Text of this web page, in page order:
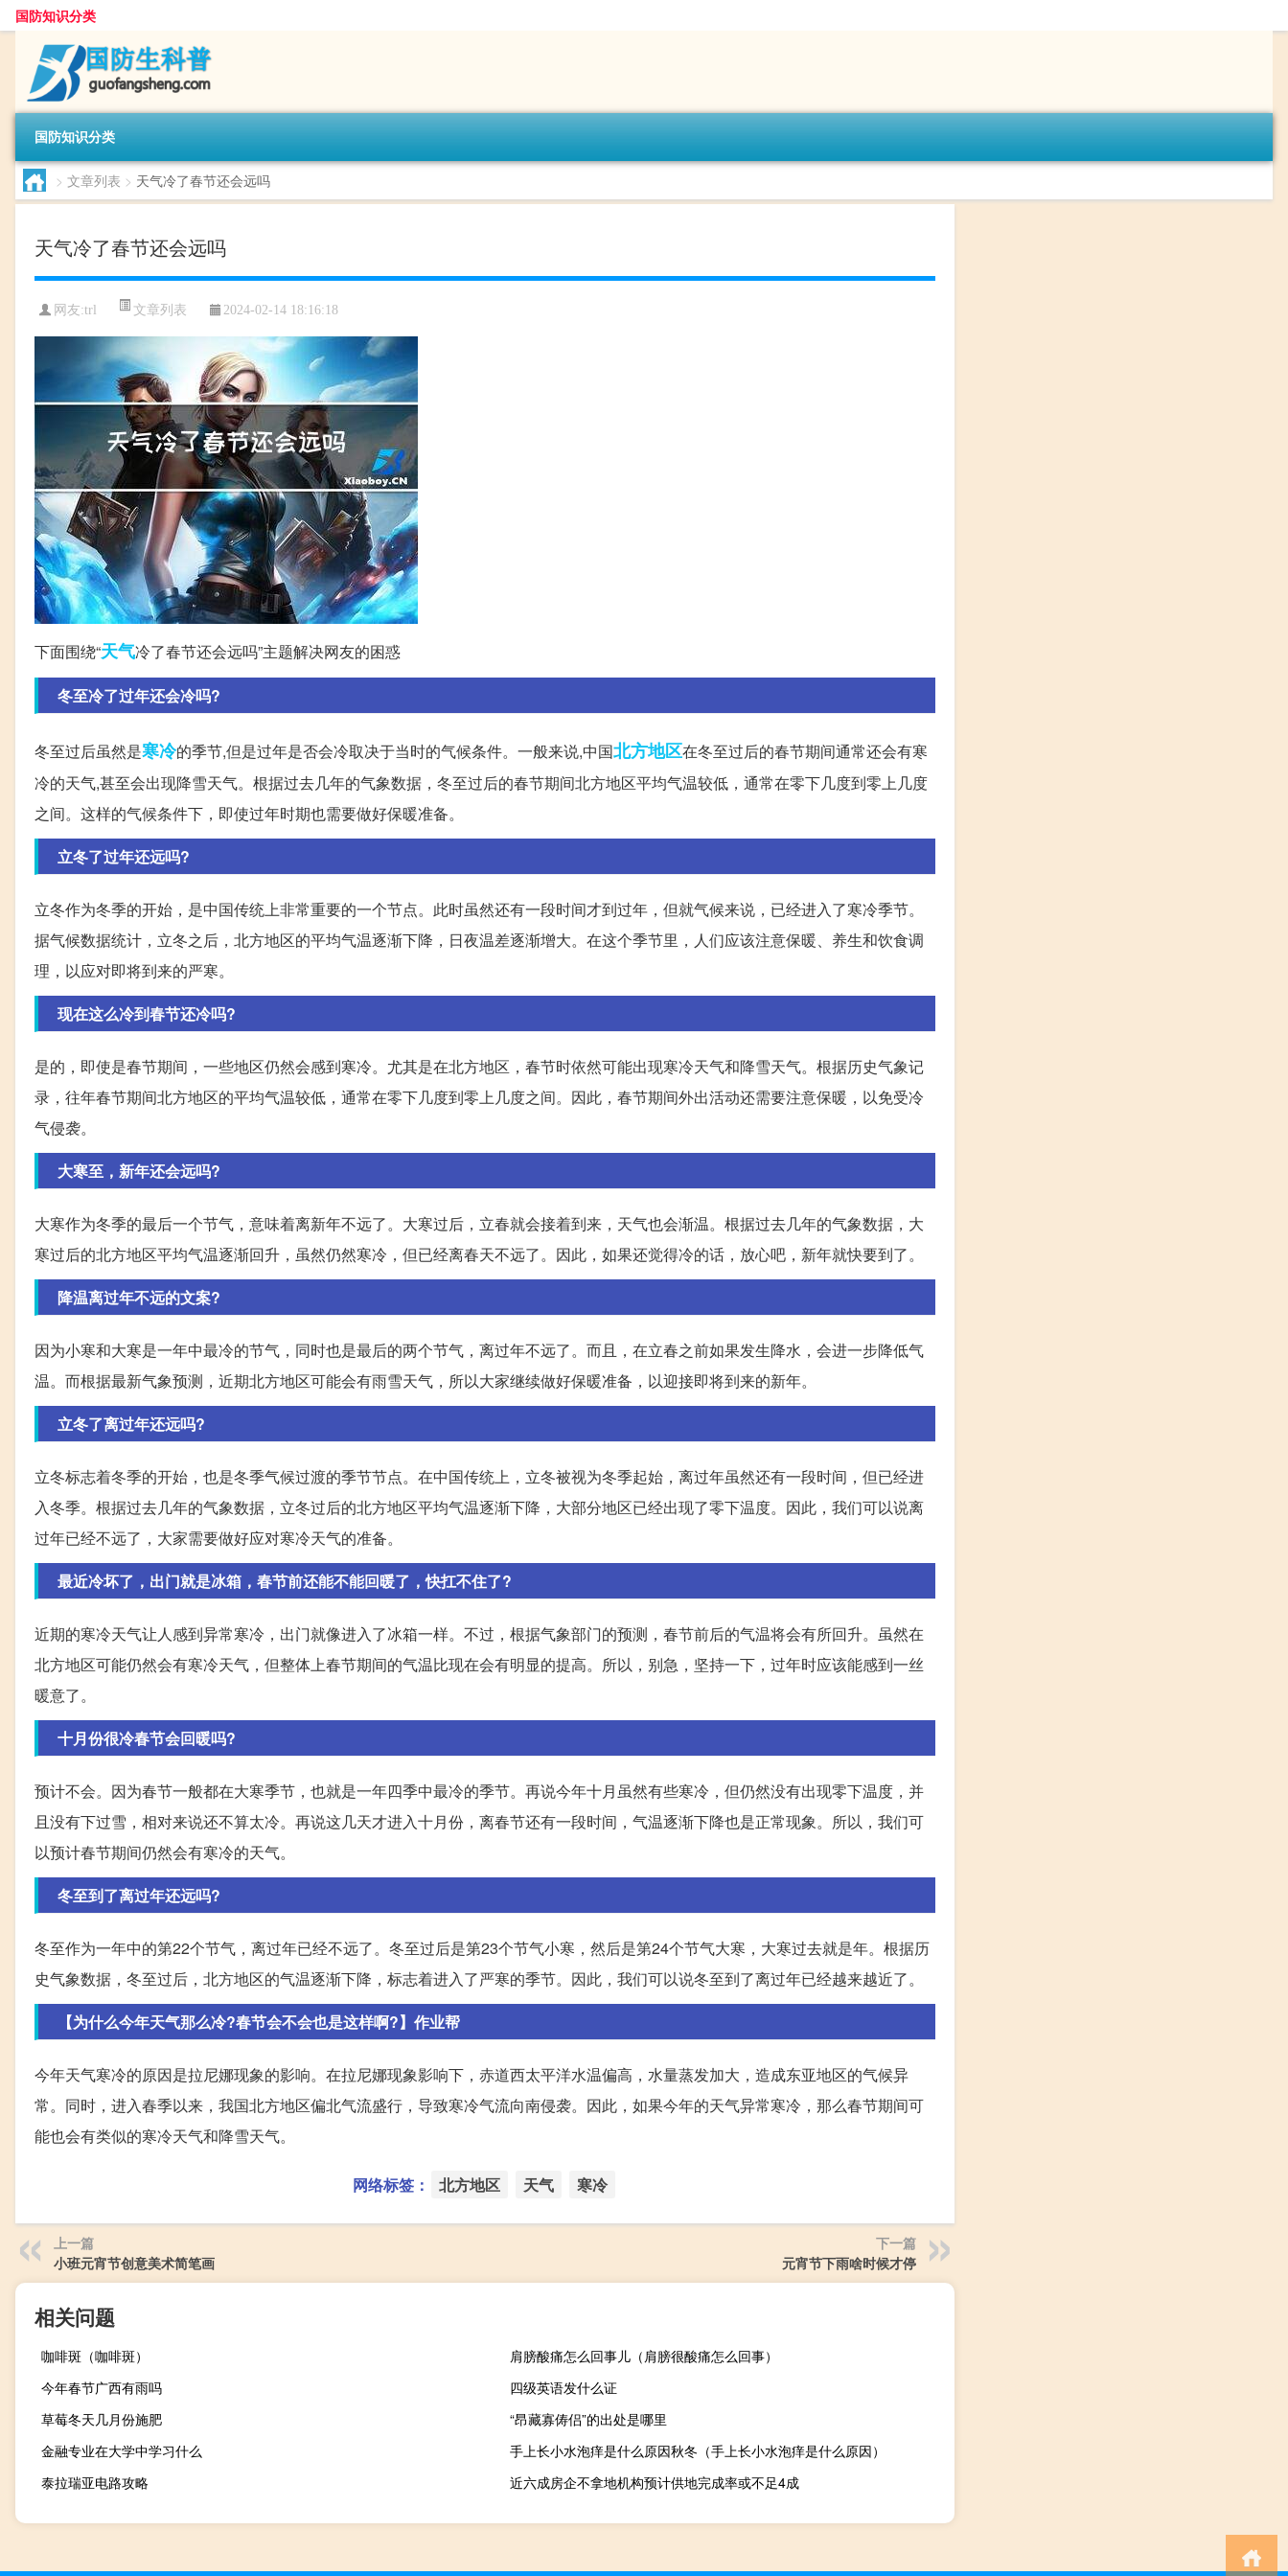
国防知识分类
国防知识分类
> 文章列表 > 天气冷了春节还会远吗
天气冷了春节还会远吗
网友:trl 文章列表 2024-02-14 18:16:18
下面围绕“天气冷了春节还会远吗”主题解决网友的困惑
冬至冷了过年还会冷吗?
冬至过后虽然是寒冷的季节,但是过年是否会冷取决于当时的气候条件。一般来说,中国北方地区在冬至过后的春节期间通常还会有寒
冷的天气,甚至会出现降雪天气。根据过去几年的气象数据，冬至过后的春节期间北方地区平均气温较低，通常在零下几度到零上几度
之间。这样的气候条件下，即使过年时期也需要做好保暖准备。
立冬了过年还远吗?
立冬作为冬季的开始，是中国传统上非常重要的一个节点。此时虽然还有一段时间才到过年，但就气候来说，已经进入了寒冷季节。
据气候数据统计，立冬之后，北方地区的平均气温逐渐下降，日夜温差逐渐增大。在这个季节里，人们应该注意保暖、养生和饮食调
理，以应对即将到来的严寒。
现在这么冷到春节还冷吗?
是的，即使是春节期间，一些地区仍然会感到寒冷。尤其是在北方地区，春节时依然可能出现寒冷天气和降雪天气。根据历史气象记
录，往年春节期间北方地区的平均气温较低，通常在零下几度到零上几度之间。因此，春节期间外出活动还需要注意保暖，以免受冷
气侵袭。
大寒至，新年还会远吗?
大寒作为冬季的最后一个节气，意味着离新年不远了。大寒过后，立春就会接着到来，天气也会渐温。根据过去几年的气象数据，大
寒过后的北方地区平均气温逐渐回升，虽然仍然寒冷，但已经离春天不远了。因此，如果还觉得冷的话，放心吧，新年就快要到了。
降温离过年不远的文案?
因为小寒和大寒是一年中最冷的节气，同时也是最后的两个节气，离过年不远了。而且，在立春之前如果发生降水，会进一步降低气
温。而根据最新气象预测，近期北方地区可能会有雨雪天气，所以大家继续做好保暖准备，以迎接即将到来的新年。
立冬了离过年还远吗?
立冬标志着冬季的开始，也是冬季气候过渡的季节节点。在中国传统上，立冬被视为冬季起始，离过年虽然还有一段时间，但已经进
入冬季。根据过去几年的气象数据，立冬过后的北方地区平均气温逐渐下降，大部分地区已经出现了零下温度。因此，我们可以说离
过年已经不远了，大家需要做好应对寒冷天气的准备。
最近冷坏了，出门就是冰箱，春节前还能不能回暖了，快扛不住了?
近期的寒冷天气让人感到异常寒冷，出门就像进入了冰箱一样。不过，根据气象部门的预测，春节前后的气温将会有所回升。虽然在
北方地区可能仍然会有寒冷天气，但整体上春节期间的气温比现在会有明显的提高。所以，别急，坚持一下，过年时应该能感到一丝
暖意了。
十月份很冷春节会回暖吗?
预计不会。因为春节一般都在大寒季节，也就是一年四季中最冷的季节。再说今年十月虽然有些寒冷，但仍然没有出现零下温度，并
且没有下过雪，相对来说还不算太冷。再说这几天才进入十月份，离春节还有一段时间，气温逐渐下降也是正常现象。所以，我们可
以预计春节期间仍然会有寒冷的天气。
冬至到了离过年还远吗?
冬至作为一年中的第22个节气，离过年已经不远了。冬至过后是第23个节气小寒，然后是第24个节气大寒，大寒过去就是年。根据历
史气象数据，冬至过后，北方地区的气温逐渐下降，标志着进入了严寒的季节。因此，我们可以说冬至到了离过年已经越来越近了。
【为什么今年天气那么冷?春节会不会也是这样啊?】作业帮
今年天气寒冷的原因是拉尼娜现象的影响。在拉尼娜现象影响下，赤道西太平洋水温偏高，水量蒸发加大，造成东亚地区的气候异
常。同时，进入春季以来，我国北方地区偏北气流盛行，导致寒冷气流向南侵袭。因此，如果今年的天气异常寒冷，那么春节期间可
能也会有类似的寒冷天气和降雪天气。
网络标签： 北方地区 天气 寒冷
上一篇
小班元宵节创意美术简笔画
下一篇
元宵节下雨啥时候才停
相关问题
咖啡斑（咖啡斑）
肩膀酸痛怎么回事儿（肩膀很酸痛怎么回事）
今年春节广西有雨吗
四级英语发什么证
草莓冬天几月份施肥
“昂藏寡俦侣”的出处是哪里
金融专业在大学中学习什么
手上长小水泡痒是什么原因秋冬（手上长小水泡痒是什么原因）
泰拉瑞亚电路攻略
近六成房企不拿地机构预计供地完成率或不足4成